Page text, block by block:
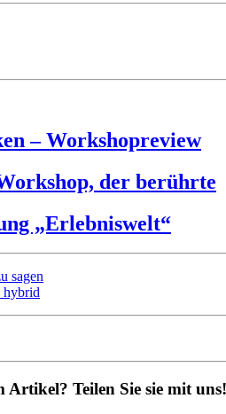
– Workshopreview
der berührte
„Erlebniswelt“
sagen
hybrid
Artikel? Teilen Sie sie mit uns!